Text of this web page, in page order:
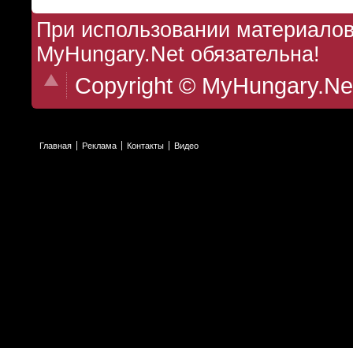
При использовании
MyHungary.Net обязательна!
Copyright ©
Главная Реклама Контакты Видео